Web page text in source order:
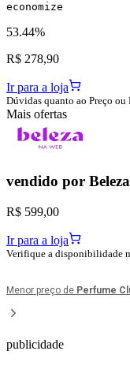
economize
53.44%
R$ 278,90
Ir para a loja
Dúvidas quanto ao Preço
Mais ofertas
vendido por
R$ 599,00
Ir para a loja
Verifique a disponibilidade
Menor preço de Perfume
publicidade